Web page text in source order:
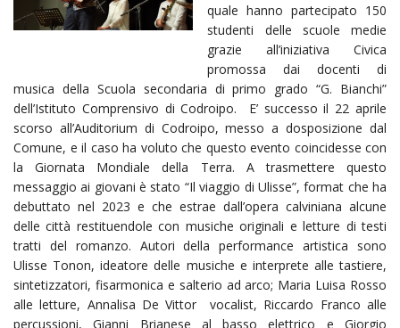
quale hanno partecipato 150
studenti delle scuole medie
grazie all’iniziativa Civica
promossa dai docenti di
musica della Scuola secondaria di primo grado “G. Bianchi”
dell’Istituto Comprensivo di Codroipo. E’ successo il 22 aprile
scorso all’Auditorium di Codroipo, messo a dosposizione dal
Comune, e il caso ha voluto che questo evento coincidesse con
la Giornata Mondiale della Terra. A trasmettere questo
messaggio ai giovani è stato “Il viaggio di Ulisse”, format che ha
debuttato nel 2023 e che estrae dall’opera calviniana alcune
delle città restituendole con musiche originali e letture di testi
tratti del romanzo. Autori della performance artistica sono
Ulisse Tonon, ideatore delle musiche e interprete alle tastiere,
sintetizzatori, fisarmonica e salterio ad arco; Maria Luisa Rosso
alle letture, Annalisa De Vittor vocalist, Riccardo Franco alle
percussioni, Gianni Brianese al basso elettrico e Giorgio